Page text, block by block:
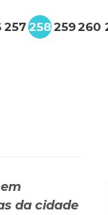
257258259260
da cidade